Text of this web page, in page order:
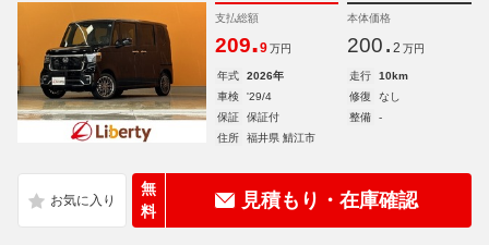
支払総額
209.9 万円
本体価格
200. 2 万円
年式 2026年 走行
10km
車検
'29/4 修復
なし
保証
保証付 整備
-
住所
福井県 鯖江市
無
料
見積もり・在庫確認